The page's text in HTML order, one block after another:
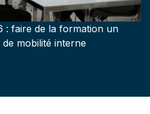
: faire de la formation un
mobilité interne